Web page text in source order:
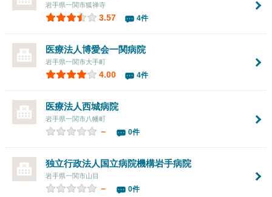
岩手県一関市狐禅寺
3.57 4件
医療法人博愛会一関病院
岩手県一関市大手町
4.00 4件
医療法人西城病院
岩手県一関市八幡町
－ 0件
独立行政法人国立病院機構岩手病院
岩手県一関市山目
－ 0件